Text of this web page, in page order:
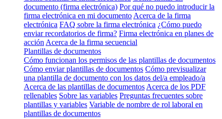
documento (firma electrónica) Por qué no puedo introducir la
firma electrónica en mi documento Acerca de la firma
electrónica FAQ sobre la firma electrónica ¿Cómo puedo
enviar recordatorios de firma? Firma electrónica en planes de
acción Acerca de la firma secuencial
Plantillas de documentos
Cómo funcionan los permisos de las plantillas de documentos
Cómo enviar plantillas de documentos Cómo previsualizar
una plantilla de documento con los datos del/a empleado/a
Acerca de las plantillas de documentos Acerca de los PDF
rellenables Sobre las variables Preguntas frecuentes sobre
plantillas y variables Variable de nombre de rol laboral en
plantillas de documentos